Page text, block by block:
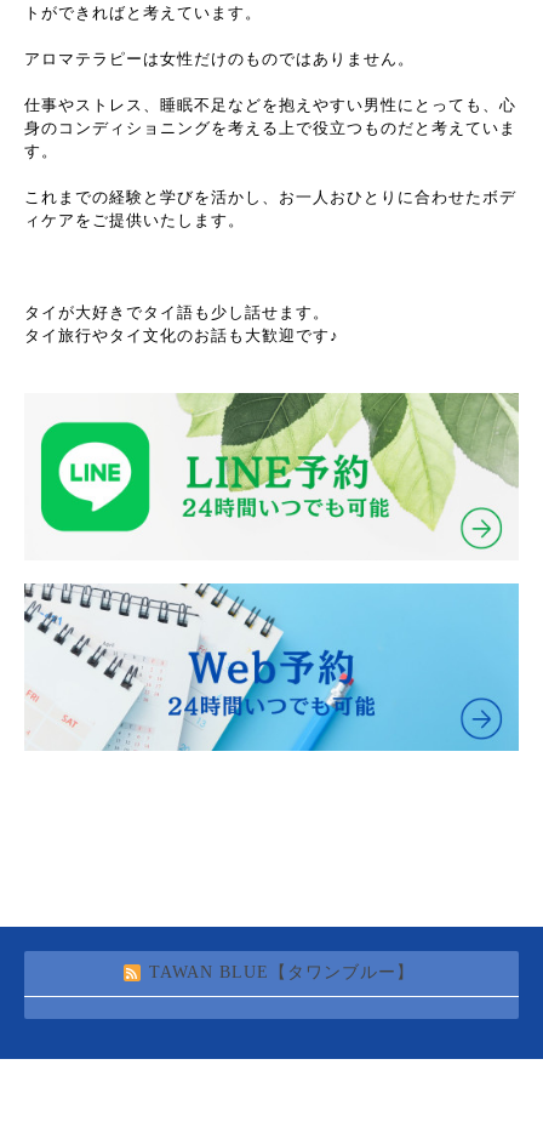
トができればと考えています。
アロマテラピーは女性だけのものではありません。
仕事やストレス、睡眠不足などを抱えやすい男性にとっても、心
身のコンディショニングを考える上で役立つものだと考えていま
す。
これまでの経験と学びを活かし、お一人おひとりに合わせたボデ
ィケアをご提供いたします。
タイが大好きでタイ語も少し話せます。
タイ旅行やタイ文化のお話も大歓迎です♪
TAWAN BLUE【タワンブルー】